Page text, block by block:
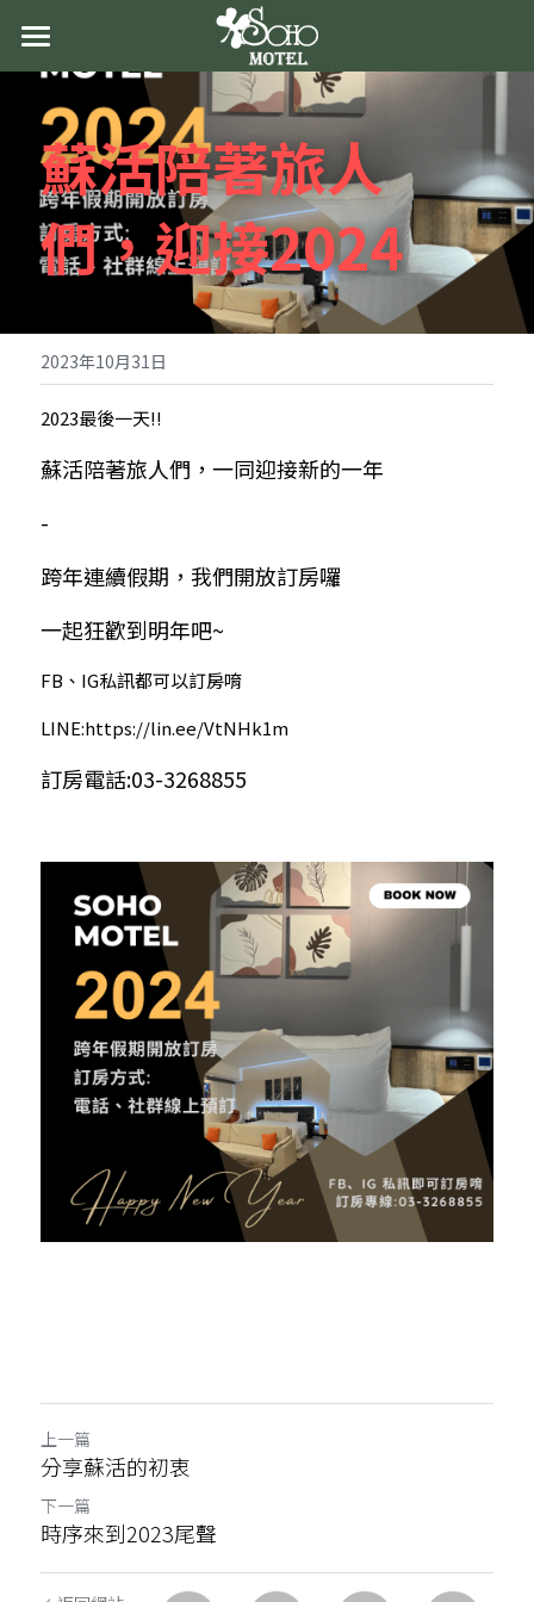
首頁
關於蘇活
最新消息
房型導覽
聯絡我們
蘇活陪著旅人
們，迎接2024
2023年10月31日
2023最後一天!!
蘇活陪著旅人們，一同迎接新的一年
-
跨年連續假期，我們開放訂房囉
一起狂歡到明年吧~
FB、IG私訊都可以訂房唷
LINE:https://lin.ee/VtNHk1m
訂房電話:03-3268855
上一篇
分享蘇活的初衷
下一篇
時序來到2023尾聲